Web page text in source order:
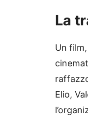
La
Un
Elio,